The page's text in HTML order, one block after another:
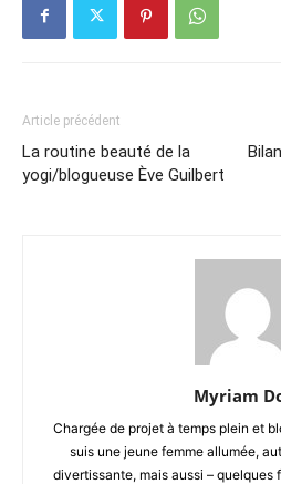
Article précédent
La routine beauté de la
yogi/blogueuse Ève Guilbert
Myriam
Chargée de projet à temps plein et
suis une jeune femme allumée,
divertissante, mais aussi – quelques